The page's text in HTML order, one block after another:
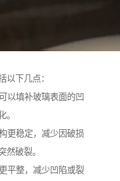
以下几点：
以填补玻璃表面的凹
。
更稳定，减少因破损
然破裂。
平整，减少凹陷或裂